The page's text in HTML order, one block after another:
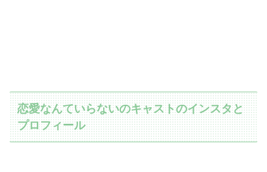
恋愛なんていらないのキャストのインスタと
プロフィール